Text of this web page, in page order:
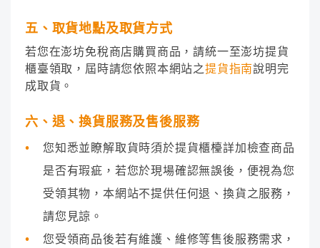
五、取貨地點及取貨方式
若您在澎坊免稅商店購買商品，請統一至澎坊提貨
櫃臺領取，屆時請您依照本網站之提貨指南說明完
成取貨。
六、退、換貨服務及售後服務
您知悉並瞭解取貨時須於提貨櫃檯詳加檢查商品
是否有瑕疵，若您於現場確認無誤後，便視為您
受領其物，本網站不提供任何退、換貨之服務，
請您見諒。
您受領商品後若有維護、維修等售後服務需求，